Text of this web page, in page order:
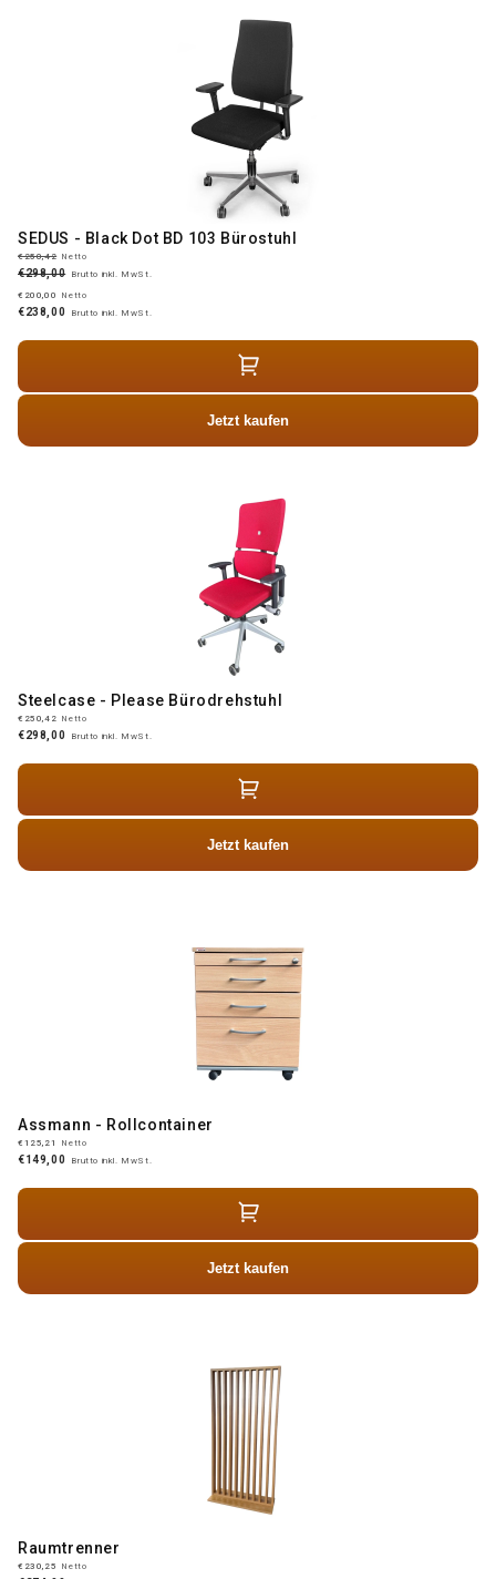
SEDUS - Black Dot BD 103 Bürostuhl
€250,42 Netto
€298,00 Brutto inkl. MwSt.
€200,00
Netto
€238,00 Brutto inkl. MwSt.
Jetzt kaufen
Steelcase - Please Bürodrehstuhl
€250,42 Netto
€298,00 Brutto inkl. MwSt.
Jetzt kaufen
Assmann - Rollcontainer
€125,21 Netto
€149,00 Brutto inkl. MwSt.
Jetzt kaufen
Raumtrenner
€230,25 Netto